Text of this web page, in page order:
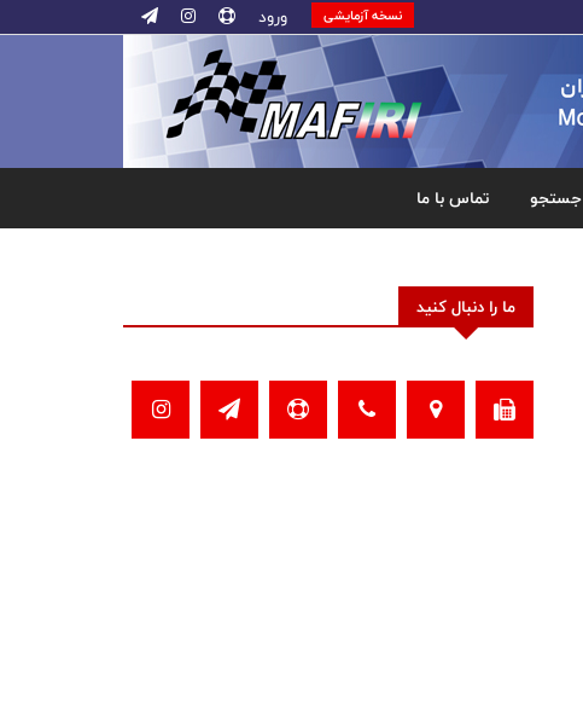
نسخه آزمایشی ورود
جستجو تماس با ما
ما را دنبال کنید